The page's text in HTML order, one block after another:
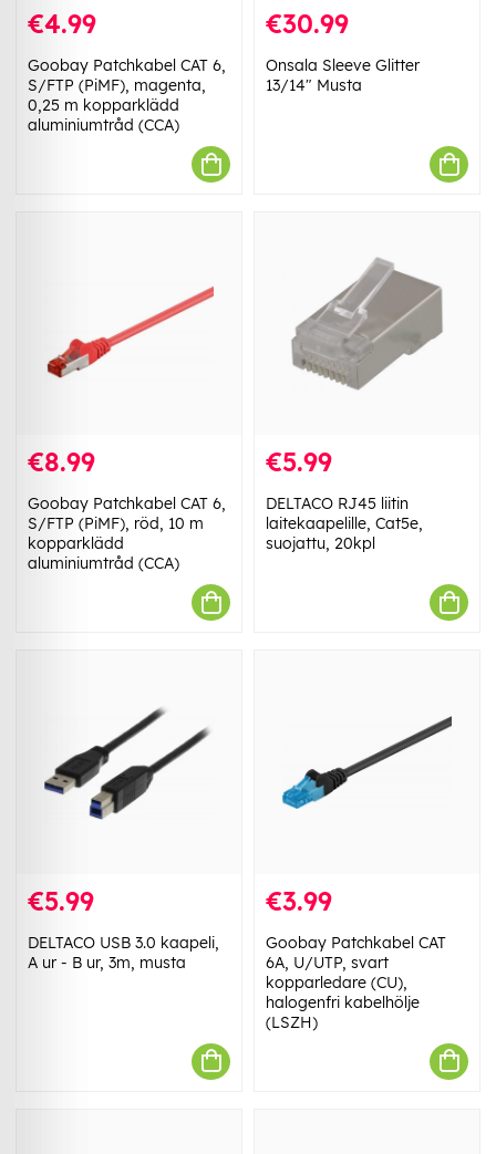
€4.99
Goobay Patchkabel CAT 6,
S/FTP (PiMF), magenta,
0,25 m kopparklädd
aluminiumtråd (CCA)
€30.99
Onsala Sleeve Glitter
13/14" Musta
€8.99
Goobay Patchkabel CAT 6,
S/FTP (PiMF), röd, 10 m
kopparklädd
aluminiumtråd (CCA)
€5.99
DELTACO RJ45 liitin
laitekaapelille, Cat5e,
suojattu, 20kpl
€5.99
DELTACO USB 3.0 kaapeli,
A ur - B ur, 3m, musta
€3.99
Goobay Patchkabel CAT
6A, U/UTP, svart
kopparledare (CU),
halogenfri kabelhölje
(LSZH)